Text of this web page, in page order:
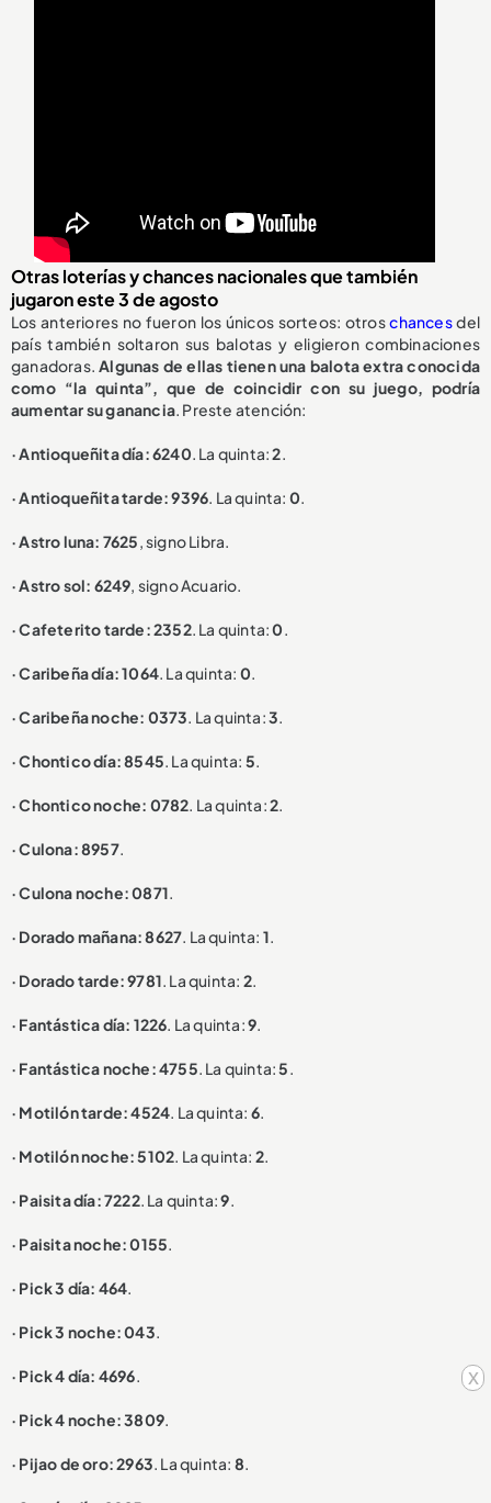
x
Otras loterías y chances nacionales que también
jugaron este 3 de agosto
Los anteriores no fueron los únicos sorteos: otroschancesdel
país también soltaron sus balotas y eligieron combinaciones
ganadoras.Algunas de ellas tienen una balota extra conocida
como “la quinta”, que de coincidir con su juego, podría
aumentar su ganancia. Preste atención:
· Antioqueñita día: 6240. La quinta:2.
· Antioqueñita tarde: 9396. La quinta: 0.
· Astro luna: 7625, signo Libra.
· Astro sol: 6249, signo Acuario.
· Cafeterito tarde: 2352. La quinta:0.
· Caribeña día: 1064. La quinta: 0.
· Caribeña noche: 0373. La quinta:3.
· Chontico día: 8545. La quinta: 5.
· Chontico noche: 0782. La quinta:2.
· Culona: 8957.
· Culona noche: 0871.
· Dorado mañana: 8627. La quinta: 1.
· Dorado tarde: 9781. La quinta: 2.
· Fantástica día: 1226. La quinta:9.
· Fantástica noche: 4755. La quinta:5.
· Motilón tarde: 4524. La quinta: 6.
· Motilón noche: 5102. La quinta: 2.
· Paisita día: 7222. La quinta:9.
· Paisita noche: 0155.
· Pick 3 día: 464.
· Pick 3 noche: 043.
· Pick 4 día: 4696.
· Pick 4 noche: 3809.
· Pijao de oro: 2963. La quinta: 8.